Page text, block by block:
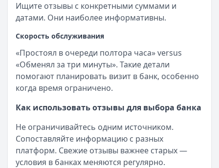
Ищите отзывы с конкретными суммами и
датами. Они наиболее информативны.
Скорость обслуживания
«Простоял в очереди полтора часа» versus
«Обменял за три минуты». Такие детали
помогают планировать визит в банк, особенно
когда время ограничено.
Как использовать отзывы для выбора банка
Не ограничивайтесь одним источником.
Сопоставляйте информацию с разных
платформ. Свежие отзывы важнее старых —
условия в банках меняются регулярно.